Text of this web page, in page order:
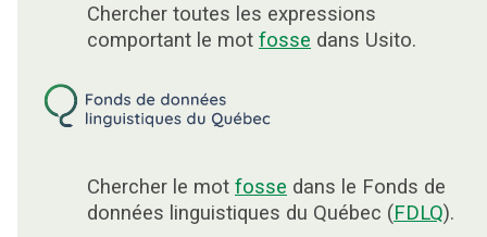
Chercher toutes les expressions
comportant le mot fosse dans Usito.
Chercher le mot fosse dans le Fonds de
données linguistiques du Québec (FDLQ).